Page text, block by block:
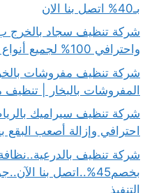
بـ40% اتصل بنا الان
واحترافي 100% لجميع أنواع السجاد
المفروشات بالبخار | تنظيف
احترافي وإزالة أصعب البقع بجوده100%
شركة تنظيف بالدرعية..نظافة
بخصم45%..اتصل بنا
التنفيذ